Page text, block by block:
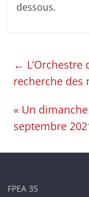
et-
dessous.
←
recherche des
« Un
septembre
FPEA 35